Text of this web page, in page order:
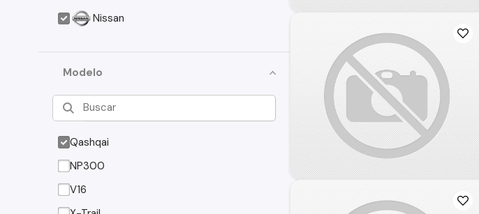
Nissan
Modelo
Qashqai
NP300
V16